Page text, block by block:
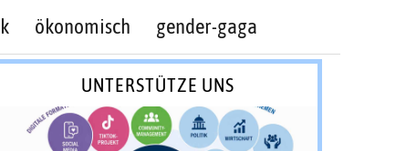
ökonomisch gender-gaga
UNTERSTÜTZE UNS